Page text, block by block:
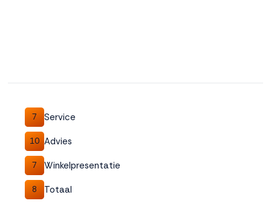
7 Service
10 Advies
7 Winkelpresentatie
8 Totaal